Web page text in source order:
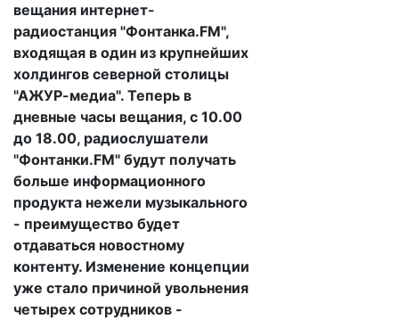
вещания интернет-
радиостанция "Фонтанка.FM",
входящая в один из крупнейших
холдингов северной столицы
"АЖУР-медиа". Теперь в
дневные часы вещания, с 10.00
до 18.00, радиослушатели
"Фонтанки.FM" будут получать
больше информационного
продукта нежели музыкального
- преимущество будет
отдаваться новостному
контенту. Изменение концепции
уже стало причиной увольнения
четырех сотрудников -